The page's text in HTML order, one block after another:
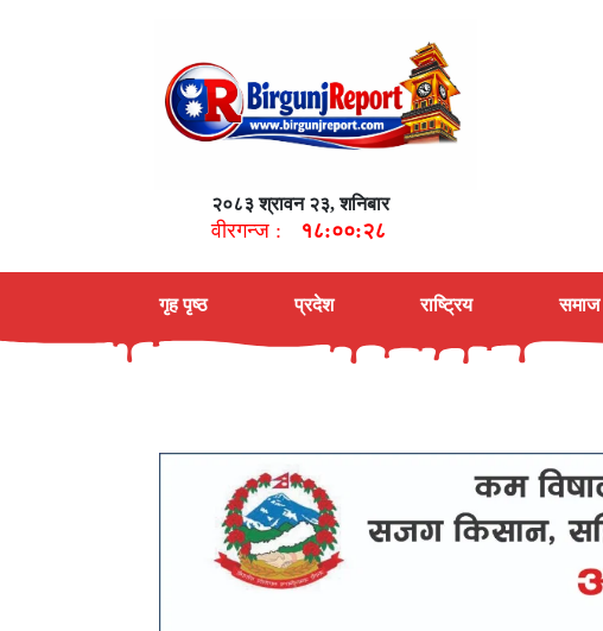
२०८३ श्रावन २३, शनिबार
वीरगन्ज : १८:००:२९
गृह पृष्ठ प्रदेश राष्ट्रिय समाज